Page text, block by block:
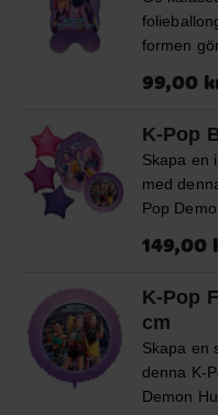
eller
formen
fyllas med
Pris :
99,00
K-Pop
Skapa en
med
Pop
blickarna
ballong
(46 cm)
meter, så
Pris:
149,00
K-Pop
cm
Skapa en
denna K-
Demon